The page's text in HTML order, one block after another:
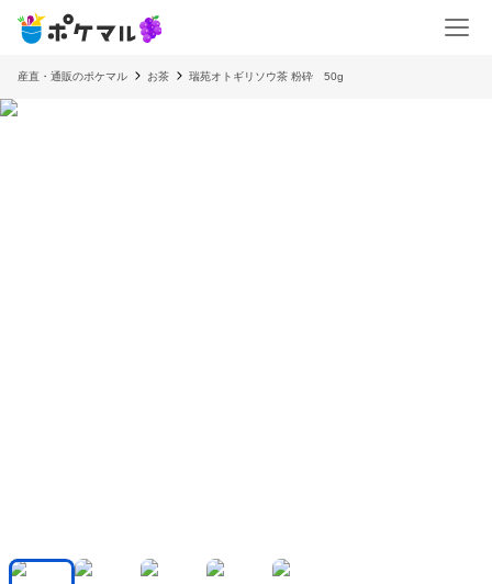
産直・通販のポケマル お茶 瑞苑オトギリソウ茶 粉砕 50g